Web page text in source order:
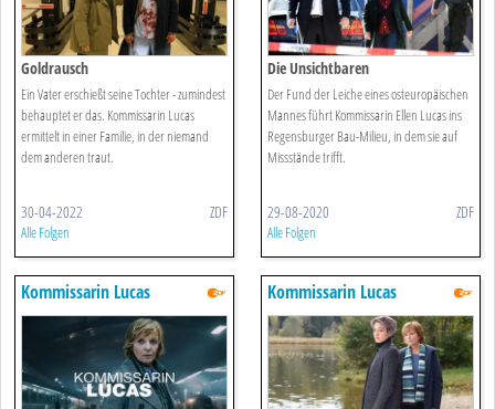
Goldrausch
Ein Vater erschießt seine Tochter - zumindest
behauptet er das. Kommissarin Lucas
ermittelt in einer Familie, in der niemand
dem anderen traut.
30-04-2022 ZDF
Alle Folgen
Die Unsichtbaren
Der Fund der Leiche eines osteuropäischen
Mannes führt Kommissarin Ellen Lucas ins
Regensburger Bau-Milieu, in dem sie auf
Missstände trifft.
29-08-2020 ZDF
Alle Folgen
Kommissarin Lucas Kommissarin Lucas